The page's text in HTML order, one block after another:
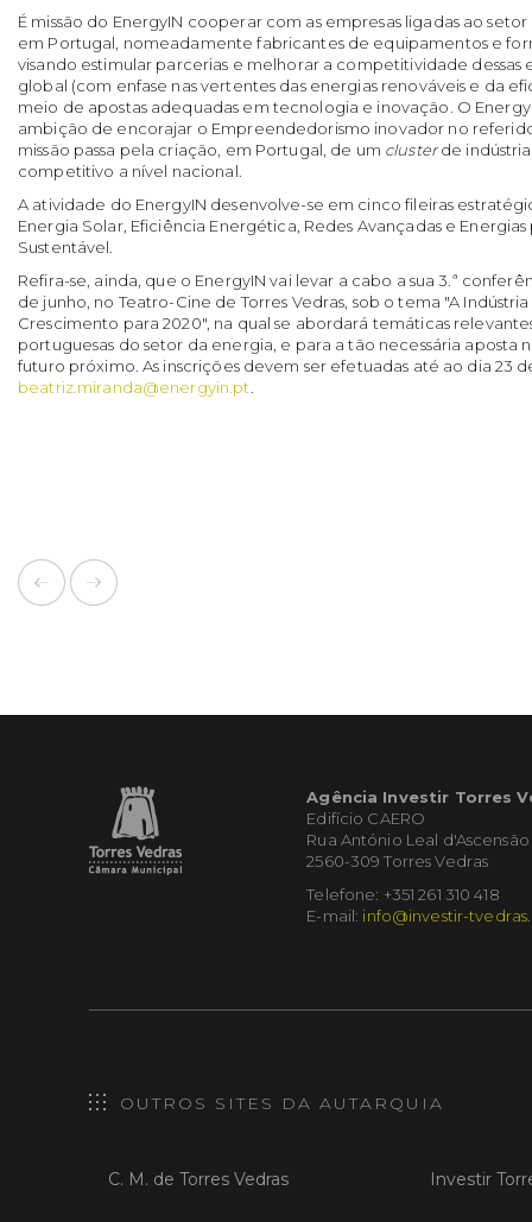
É missão do EnergyIN cooperar com as empresas ligadas ao
em Portugal, nomeadamente fabricantes de equipamentos e
visando estimular parcerias e melhorar a competitividade dessas
global (com enfase nas vertentes das energias renováveis e da
meio de apostas adequadas em tecnologia e inovação. O
ambição de encorajar o Empreendedorismo inovador no
missão passa pela criação, em Portugal, de um clusterde
competitivo a nível nacional.
A atividade do EnergyIN desenvolve-se em cinco fileiras
Energia Solar, Eficiência Energética, Redes Avançadas e
Sustentável.
Refira-se, ainda, que o EnergyIN vai levar a cabo a sua 3.ª
de junho, no Teatro-Cine de Torres Vedras, sob o tema "A
Crescimento para 2020", na qual se abordará temáticas
portuguesas do setor da energia, e para a tão necessária aposta
futuro próximo. As inscrições devem ser efetuadas até ao dia 23
beatriz.miranda@energyin.pt.
Agência Investir Torres
Edifício CAERO
Rua António Leal d'Ascensão
2560-309 Torres Vedras
Telefone: +351 261 310 418
E-mail: info@investir-
OUTROS SITES DA AUTARQUIA
C. M. de Torres Vedras Investir